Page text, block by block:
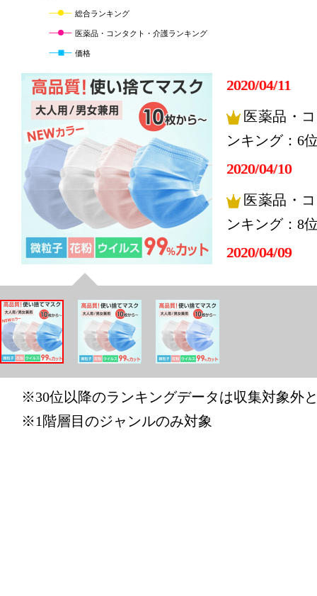
総合ランキング
医薬品・コンタクト・介護ランキング
価格
2020/04/11
医薬品・
ンキング：6
2020/04/10
医薬品・
ンキング：8
2020/04/09
医薬品・
ンキング：8
※30位以降のランキングデータは収集対象外
※1階層目のジャンルのみ対象